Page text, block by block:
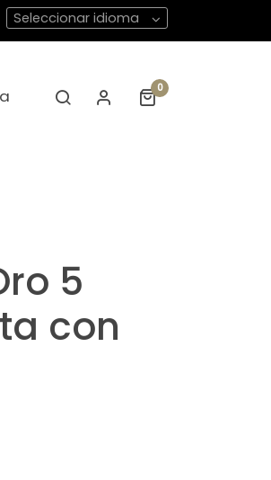
Seleccionar idioma
0
5
con